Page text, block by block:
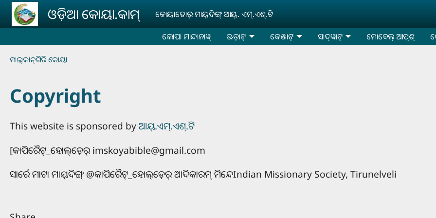
Skip to main contentଓଡ଼ିଆ କୋୟା.କାମ୍‌ କୋୟାତୋର୍‌ ମାୟ୍‌ଦିଙ୍ଗ୍‌ ଆୟ୍‌. ଏମ୍‌.ଏଶ୍‌.ଟି
ଲୋପା ମାନ୍ଦାନାୱ୍‌ ଊଡ଼ାଟ୍‌ କେଞ୍ଜାଟ୍‌ ସାଦ୍‌ୱାଟ୍ ମୋବେଲ୍‌ ଆପ୍‌ଶ୍‌
Breadcrumb
ମାଲ୍‌କାନ୍‌ଗିରି କୋୟା
Copyright
This website is sponsored byଆୟ୍‌.ଏମ୍‌.ଏଶ୍.ଟି
[କାପିରୈଟ୍‌_ହୋଲ୍‌ଡ଼େର୍‌ imskoyabible@gmail.com
ସାର୍ରେ ମାଟା ମାୟ୍‌ଦିଙ୍ଗ୍‌ @କାପିରୈଟ୍_ହୋଲ୍‌ଡ଼େର୍‌ ଆଦିକାରମ୍‌ ମିନ୍ଦେIndian Missionary Society, Tirunelveli